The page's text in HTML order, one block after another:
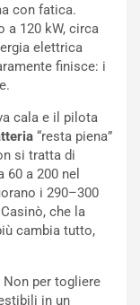
con fatica.
a 120 kW, circa
elettrica
finisce: i
cala e il pilota
“resta piena”
si tratta di
a 200 nel
i 290–300
che la
cambia tutto,
Non per togliere
in un